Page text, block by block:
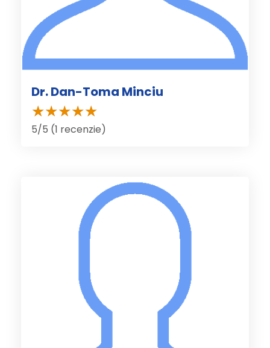
Dr. Dan-Toma Minciu
5/5 (1 recenzie)